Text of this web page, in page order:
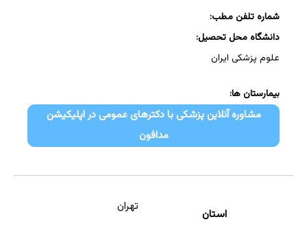
شماره تلفن مطب:
دانشگاه محل تحصیل:
علوم پزشکی ایران
بیمارستان ها:
مشاوره آنلاین پزشکی با دکترهای عمومی در اپلیکیشن
مدافون
استان
تهران